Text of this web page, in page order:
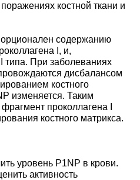
костной ткани и
содержанию
I, и,
типа. При заболеваниях
дисбалансом
костного
изменяется. Таким
проколлагена I
костного матрикса.
уровень P1NP в крови.
активность